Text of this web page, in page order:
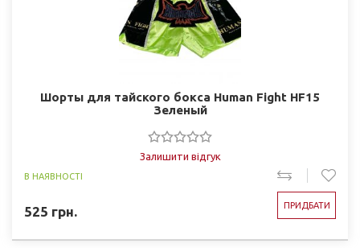
Шорты для тайского бокса Human Fight HF15
Зеленый
Залишити відгук
В НАЯВНОСТІ
525 грн. ПРИДБАТИ